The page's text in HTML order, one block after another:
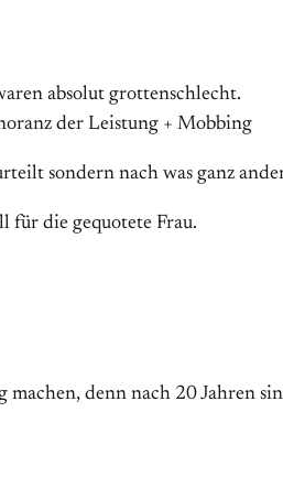
absolut grottenschlecht.
der Leistung + Mobbing
sondern nach was ganz
für die gequotete Frau.
denn nach 20 Jahren